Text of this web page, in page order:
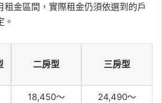
租金區間，實際租金仍須依選到的戶
。
二房型 三房型
18,450～
24,490～